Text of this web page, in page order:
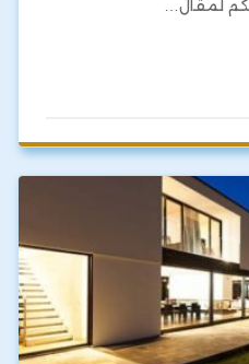
لمقال…